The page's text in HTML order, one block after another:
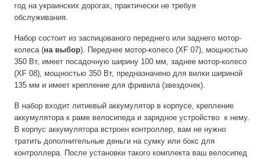
год на украинских дорогах, практически не требуя
обслуживания.
Набор состоит из заспицованого переднего или заднего мотор-
колеса (на выбор). Переднее мотор-колесо (XF 07), мощностью
350 Вт, имеет посадочную ширину 100 мм, заднее мотор-колесо
(XF 08), мощностью 350 Вт, предназначено для вилки шириной
135 мм и имеет крепление для фривила (звездочек).
В набор входит литиевый аккумулятор в корпусе, крепление
аккумулятора к раме велосипеда и зарядное устройство к нему.
В корпус аккумулятора встроен контроллер, вам не нужно
тратить дополнительные деньги на сумку или бокс для
контроллера. После установки такого комплекта ваш велосипед